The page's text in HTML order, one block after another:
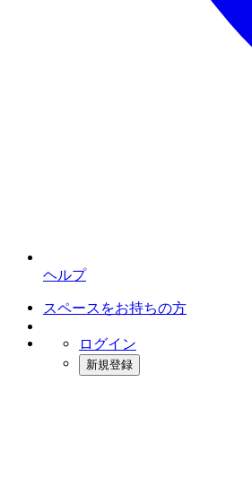
ヘルプ
スペースをお持ちの方
ログイン
新規登録